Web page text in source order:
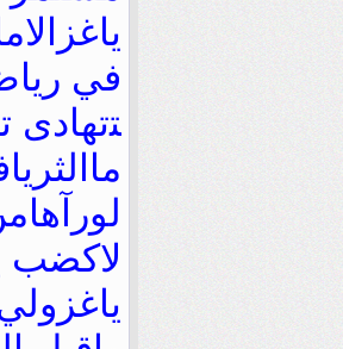
ﻓﻲ
ﺘﺗﻬﺎﺩﻯ
ﻻﻛﻀﺐ